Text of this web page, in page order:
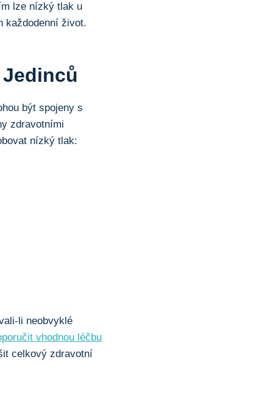
lze nízký tlak u
každodenní život.
být spojeny s
zdravotními
nízký tlak:
li neobvyklé
vhodnou léčbu
celkový zdravotní